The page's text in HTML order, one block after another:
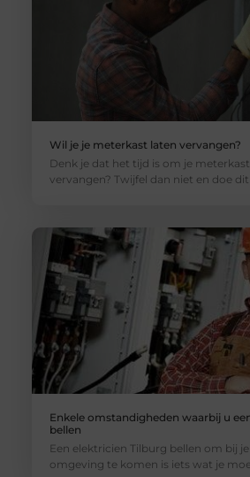
Wil je je meterkast laten vervangen?
Denk je dat het tijd is om je
vervangen? Twijfel dan niet en doe
Enkele omstandigheden waarbij u
bellen
Een elektricien Tilburg bellen om bij
omgeving te komen is iets wat je